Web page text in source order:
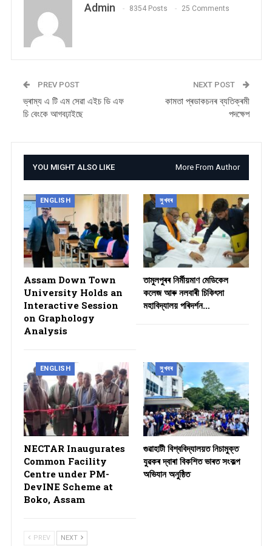
Admin 8354 Posts 25 Comments
PREV POST
ভ্ৰাম্য এ টি এম সেৱা এইচ ডি এফ
চি বেংকে আগবঢ়াইছে
NEXT POST
কামতা প্ৰডাকচনৰ ব্যতিক্ৰমী
পদক্ষেপ
YOU MIGHT ALSO LIKE More From Author
ENGLISH
Assam Down Town
University Holds an
Interactive Session
on Graphology
Analysis
সুখবৰ
তামুলপুৰৰ নিৰ্মীয়মাণ মেডিকেল
কলেজ আৰু নলবাৰী চিকিৎসা
মহাবিদ্যালয় পৰিদৰ্শন…
ENGLISH
NECTAR Inaugurates
Common Facility
Centre under PM-
DevINE Scheme at
Boko, Assam
সুখবৰ
গুৱাহাটী বিশ্ববিদ্যালয়ত নিচামুক্ত
যুৱকৰ দ্বাৰা বিকশিত ভাৰত সংকল্প
অভিযান অনুষ্ঠিত
PREV NEXT